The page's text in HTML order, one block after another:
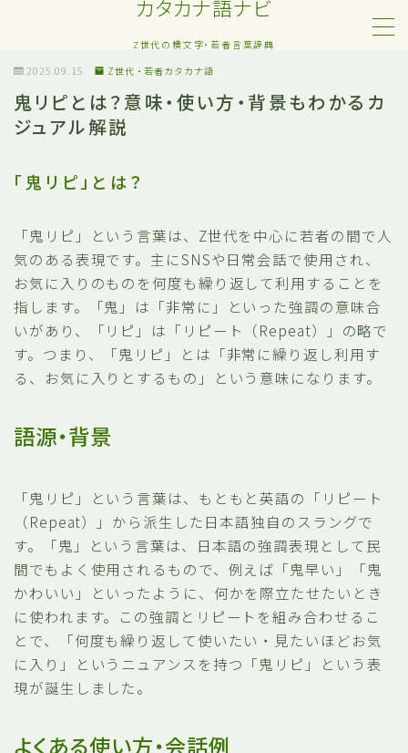
カタカナ語ナビ
Z世代の横文字・若者言葉辞典
MENU
Z世代・若者カタカナ語
ネット・SNS用語
日常でよく聞く流行語
略語・造語
2025.09.15 Z世代・若者カタカナ語
鬼リピとは？意味・使い方・背景もわかるカ
ジュアル解説
「鬼リピ」とは？
「鬼リピ」という言葉は、Z世代を中心に若者の間で人
気のある表現です。主にSNSや日常会話で使用され、
お気に入りのものを何度も繰り返して利用することを
指します。「鬼」は「非常に」といった強調の意味合
いがあり、「リピ」は「リピート（Repeat）」の略で
す。つまり、「鬼リピ」とは「非常に繰り返し利用す
る、お気に入りとするもの」という意味になります。
語源・背景
「鬼リピ」という言葉は、もともと英語の「リピート
（Repeat）」から派生した日本語独自のスラングで
す。「鬼」という言葉は、日本語の強調表現として民
間でもよく使用されるもので、例えば「鬼早い」「鬼
かわいい」といったように、何かを際立たせたいとき
に使われます。この強調とリピートを組み合わせるこ
とで、「何度も繰り返して使いたい・見たいほどお気
に入り」というニュアンスを持つ「鬼リピ」という表
現が誕生しました。
よくある使い方・会話例